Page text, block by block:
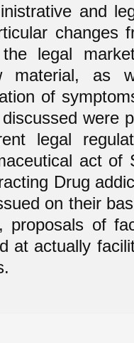
and
changes
the legal
material,
of
were
legal
act of
Drug
on their
, proposals of
at actually